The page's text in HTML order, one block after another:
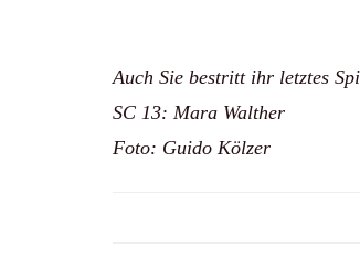
Auch Sie bestritt ihr letztes
SC 13: Mara Walther
Foto: Guido Kölzer